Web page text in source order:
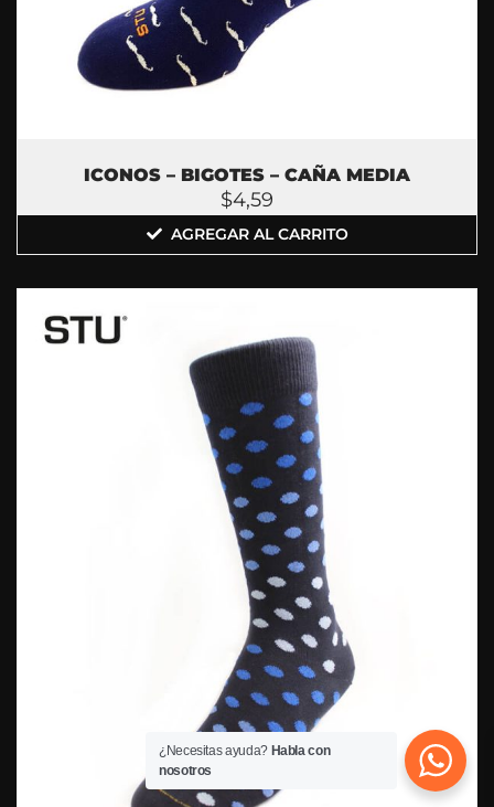
ICONOS – BIGOTES – CAÑA MEDIA
$4,59
AGREGAR AL CARRITO
¿Necesitas ayuda? Habla con
nosotros